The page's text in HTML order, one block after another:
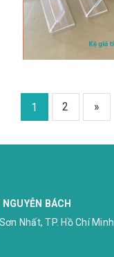
1 2 »
BÁCH
Nhất, TP. Hồ Chí Minh